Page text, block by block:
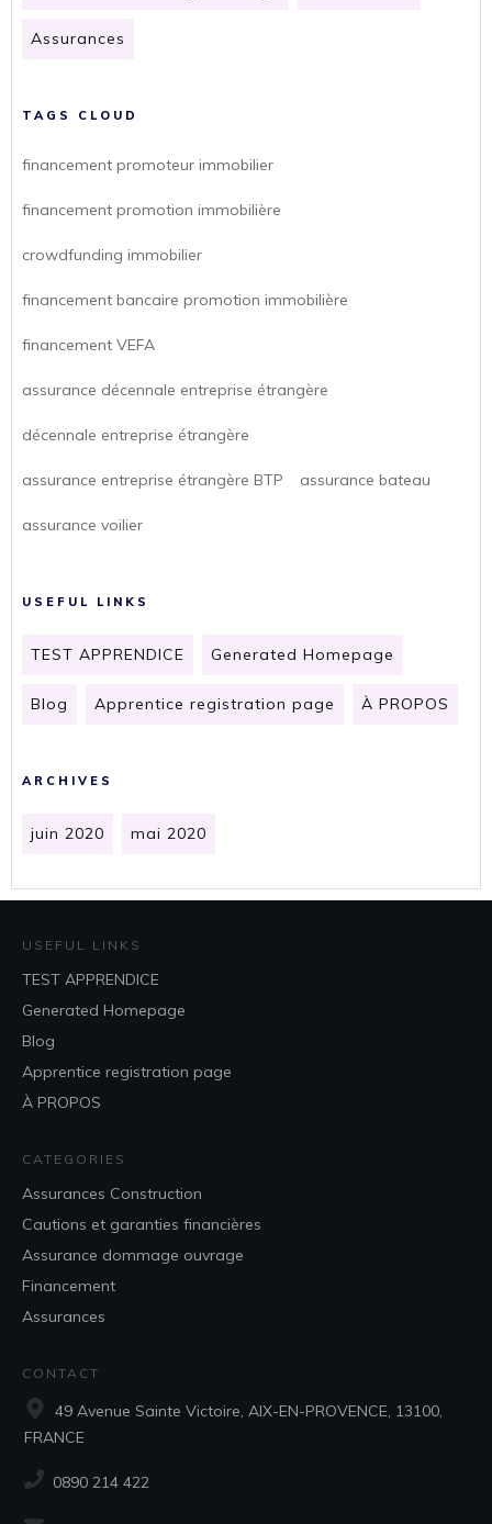
Assurances
TAGS CLOUD
financement promoteur immobilier
financement promotion immobilière
crowdfunding immobilier
financement bancaire promotion immobilière
financement VEFA
assurance décennale entreprise étrangère
décennale entreprise étrangère
assurance entreprise étrangère BTP assurance bateau
assurance voilier
USEFUL LINKS
TEST APPRENDICE Generated Homepage
Blog Apprentice registration page À PROPOS
ARCHIVES
juin 2020 mai 2020
USEFUL LINKS
TEST APPRENDICE
Generated Homepage
Blog
Apprentice registration page
À PROPOS
CATEGORIES
Assurances Construction
Cautions et garanties financières
Assurance dommage ouvrage
Financement
Assurances
CONTACT
49 Avenue Sainte Victoire, AIX-EN-PROVENCE, 13100,
FRANCE
‭0890 214 422‬